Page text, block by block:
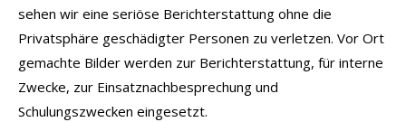
sehen wir eine seriöse Berichterstattung ohne die
Privatsphäre geschädigter Personen zu verletzen. Vor Ort
gemachte Bilder werden zur Berichterstattung, für interne
Zwecke, zur Einsatznachbesprechung und
Schulungszwecken eingesetzt.